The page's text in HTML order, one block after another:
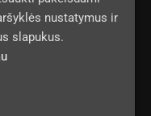
nustatymus ir
slapukus.